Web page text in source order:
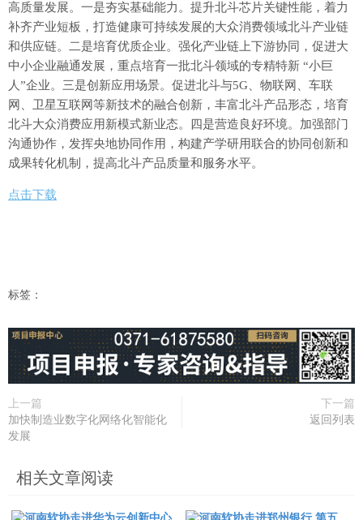
高质量发展。一是夯实基础能力。提升北斗芯片关键性能，着力
补齐产业短板，打造健康可持续发展的大众消费领域北斗产业链
和供应链。二是培育优质企业。强化产业链上下游协同，促进大
中小企业融通发展，重点培育一批北斗领域的专精特新 “小巨
人”企业。三是创新应用场景。促进北斗与5G、物联网、车联
网、卫星互联网等新技术的融合创新，丰富北斗产品形态，培育
北斗大众消费应用新模式新业态。四是营造良好环境。加强部门
沟通协作，发挥央地协同作用，构建产学研用联合的协同创新和
成果转化机制，提高北斗产品质量和服务水平。
点击下载
标签：
上一篇
加快制造业数字化网络化智能化
发展
下一篇
返回列表
相关文章阅读